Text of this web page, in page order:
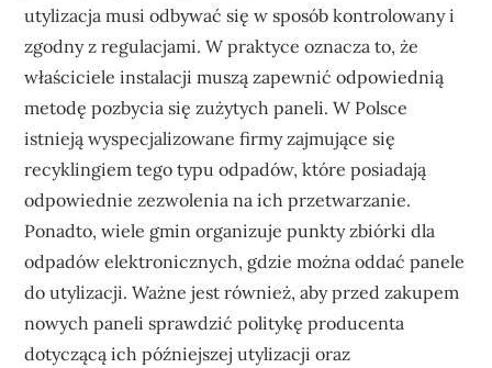
utylizacja musi odbywać się w sposób kontrolowany i
zgodny z regulacjami. W praktyce oznacza to, że
właściciele instalacji muszą zapewnić odpowiednią
metodę pozbycia się zużytych paneli. W Polsce
istnieją wyspecjalizowane firmy zajmujące się
recyklingiem tego typu odpadów, które posiadają
odpowiednie zezwolenia na ich przetwarzanie.
Ponadto, wiele gmin organizuje punkty zbiórki dla
odpadów elektronicznych, gdzie można oddać panele
do utylizacji. Ważne jest również, aby przed zakupem
nowych paneli sprawdzić politykę producenta
dotyczącą ich późniejszej utylizacji oraz